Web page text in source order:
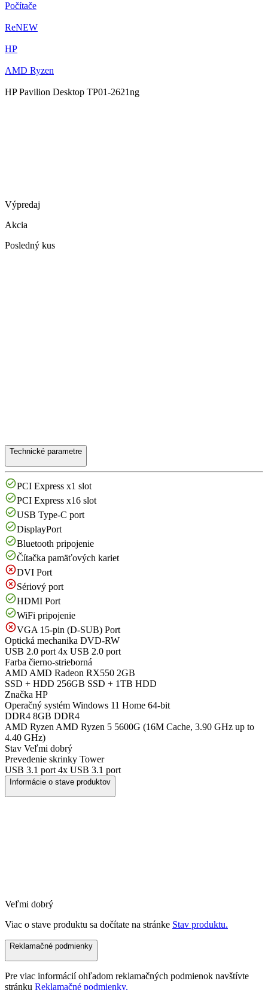
Počítače
ReNEW
HP
AMD Ryzen
HP Pavilion Desktop TP01-2621ng
Výpredaj
Akcia
Posledný kus
Technické parametre
PCI Express x1 slot
PCI Express x16 slot
USB Type-C port
DisplayPort
Bluetooth pripojenie
Čítačka pamäťových kariet
DVI Port
Sériový port
HDMI Port
WiFi pripojenie
VGA 15-pin (D-SUB) Port
Optická mechanika DVD-RW
USB 2.0 port 4x USB 2.0 port
Farba čierno-strieborná
AMD AMD Radeon RX550 2GB
SSD + HDD 256GB SSD + 1TB HDD
Značka HP
Operačný systém Windows 11 Home 64-bit
DDR4 8GB DDR4
AMD Ryzen AMD Ryzen 5 5600G (16M Cache, 3.90 GHz up to
4.40 GHz)
Stav Veľmi dobrý
Prevedenie skrinky Tower
USB 3.1 port 4x USB 3.1 port
Informácie o stave produktov
Veľmi dobrý
Viac o stave produktu sa dočítate na stránke Stav produktu.
Reklamačné podmienky
Pre viac informácií ohľadom reklamačných podmienok navštívte
stránku Reklamačné podmienky.